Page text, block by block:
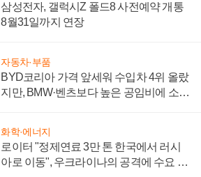
삼성전자, 갤럭시Z 폴드8 사전예약 개통
8월31일까지 연장
자동차·부품
BYD코리아 가격 앞세워 수입차 4위 올랐
지만, BMW·벤츠보다 높은 공임비에 소비
화학·에너지
로이터 "정제연료 3만 톤 한국에서 러시
아로 이동", 우크라이나의 공격에 수요 늘